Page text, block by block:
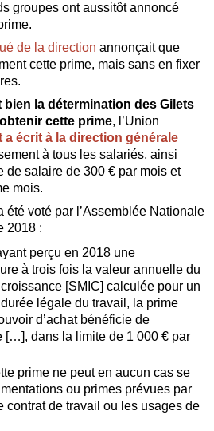
groupes ont aussitôt annoncé
de la direction annonçait que
cette prime, mais sans en fixer
bien la détermination des Gilets
cette prime, l’Union
a écrit à la direction générale
à tous les salariés, ainsi
de salaire de 300 € par mois et
mois.
été voté par l’Assemblée Nationale
2018 :
perçu en 2018 une
à trois fois la valeur annuelle du
[SMIC] calculée pour un
légale du travail, la prime
d’achat bénéficie de
[…], dans la limite de 1 000 € par
prime ne peut en aucun cas se
ou primes prévues par
contrat de travail ou les usages de